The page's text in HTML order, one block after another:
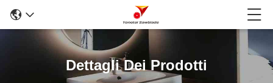
Dettagli Dei Prodotti